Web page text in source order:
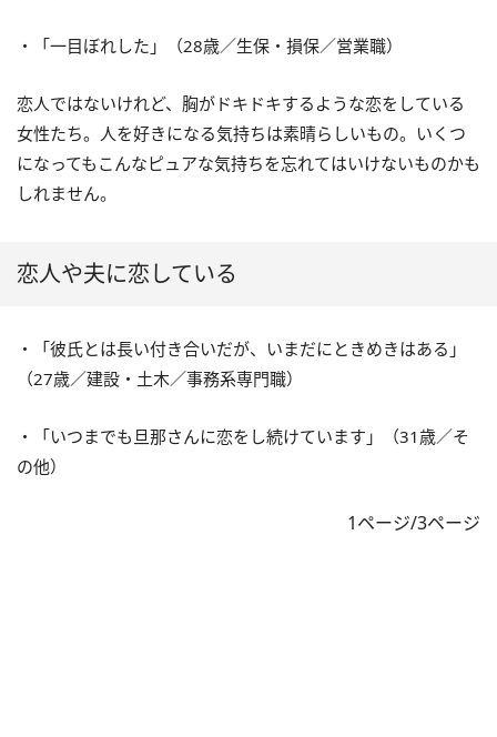
・「一目ぼれした」（28歳／生保・損保／営業職）
恋人ではないけれど、胸がドキドキするような恋をしている
女性たち。人を好きになる気持ちは素晴らしいもの。いくつ
になってもこんなピュアな気持ちを忘れてはいけないものかも
しれません。
恋人や夫に恋している
・「彼氏とは長い付き合いだが、いまだにときめきはある」
（27歳／建設・土木／事務系専門職）
・「いつまでも旦那さんに恋をし続けています」（31歳／そ
の他）
1ページ/3ページ